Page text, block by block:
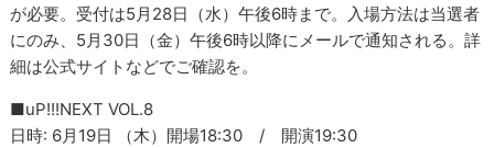
が必要。受付は5月28日（水）午後6時まで。入場方法は当選者
にのみ、5月30日（金）午後6時以降にメールで通知される。詳
細は公式サイトなどでご確認を。
■uP!!!NEXT VOL.8
日時: 6月19日 （木）開場18:30 / 開演19:30